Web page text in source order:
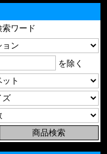
ワード
を除く